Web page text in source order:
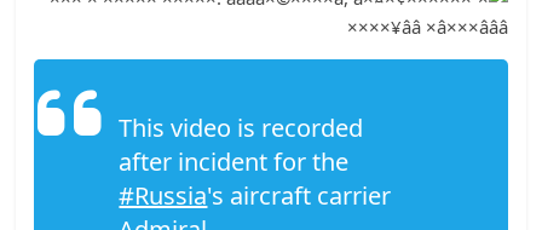
This video is recorded
after incident for the
#Russia's aircraft carrier